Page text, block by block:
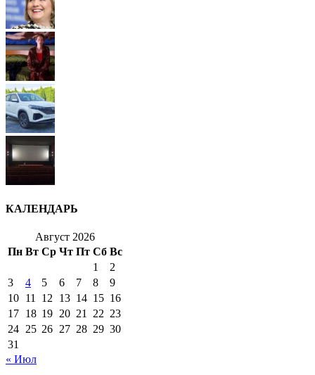
КАЛЕНДАРЬ
Август 2026
Пн Вт Ср Чт Пт Сб Вс
1
2
3
4 5 6 7 8
9
10 11 12 13 14 15 16
17 18 19 20 21 22 23
24 25 26 27 28 29 30
31
« Июл